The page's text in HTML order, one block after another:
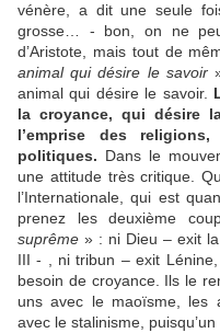
vénère, a dit une seule
grosse… - bon, on ne
d’Aristote, mais tout de
animal qui désire le savoir
animal qui désire le savoir.
la croyance, qui désire
l’emprise des
politiques. Dans le
une attitude très critique.
l’Internationale, qui est
prenez les deuxième
suprême » : ni Dieu – exit
III - , ni tribun – exit
besoin de croyance. Ils le
uns avec le maoïsme, les
avec le stalinisme,